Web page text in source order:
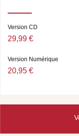
Version CD
29,99 €
Version Numérique
20,95 €